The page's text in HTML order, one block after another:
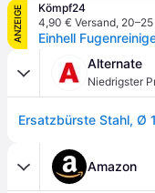
ANZEIGE
Kömpf24
4,90 € Versand,
Alternate
Niedrigster
Ersatzbürste Stahl, Ø
Amazon